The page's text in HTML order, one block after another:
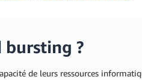
?
de leurs ressources